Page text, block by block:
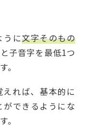
うに文字そのもの
子音字を最低1つ
。
れば、基本的に
できるようにな
。